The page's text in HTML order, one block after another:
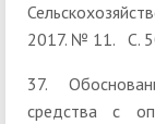
2017. № 11. С.
37.
средства с